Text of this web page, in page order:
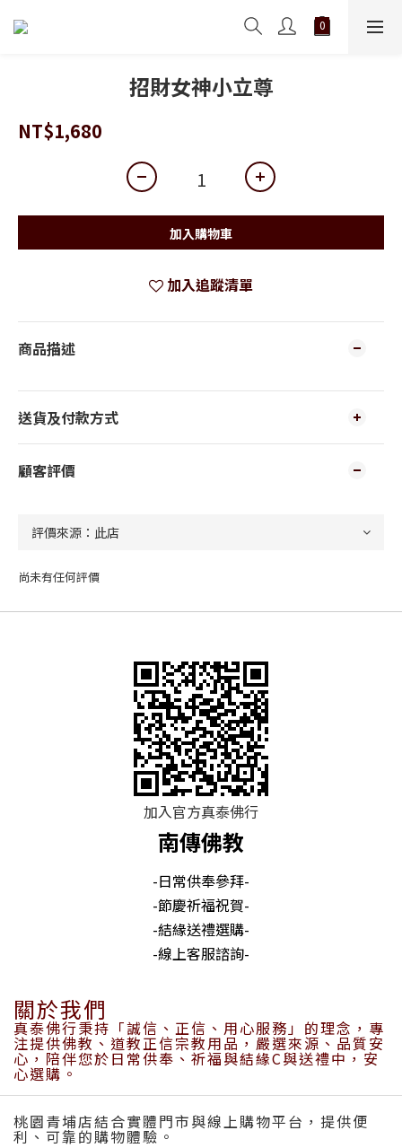
招財女神小立尊
NT$1,680
加入購物車
加入追蹤清單
商品描述
送貨及付款方式
顧客評價
尚未有任何評價
加入官方真泰佛行
南傳佛教
-日常供奉參拜-
-節慶祈福祝賀-
-結緣送禮選購-
-線上客服諮詢-
關於我們
真泰佛行秉持「誠信、正信、用心服務」的理念，專
注提供佛教、道教正信宗教用品，嚴選來源、品質安
心，陪伴您於日常供奉、祈福與結緣C與送禮中，安
心選購。
桃園青埔店結合實體門市與線上購物平台，提供便
利、可靠的購物體驗。